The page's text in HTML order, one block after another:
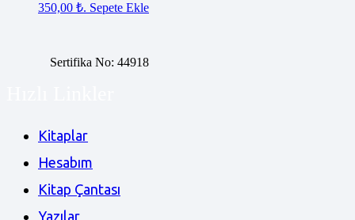
350,00 ₺. Sepete Ekle
Sertifika No: 44918
Kitaplar
Hesabım
Kitap Çantası
Yazılar